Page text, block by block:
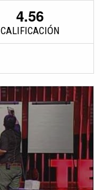
4.56
CALIFICACIÓN